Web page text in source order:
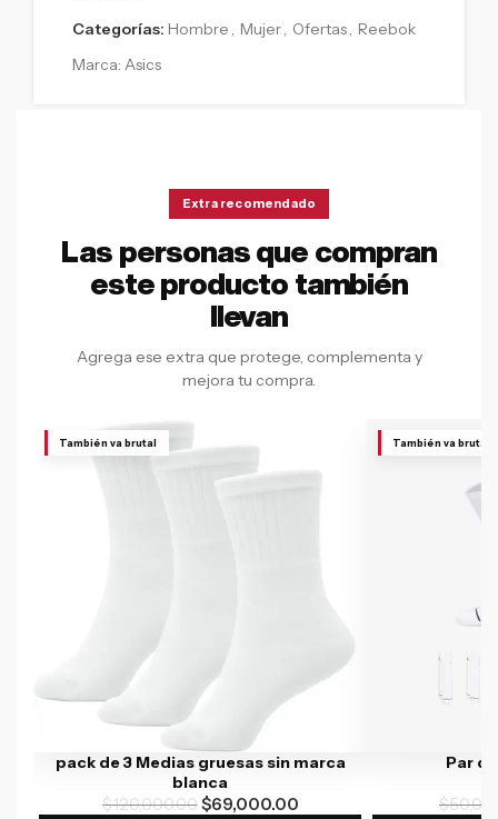
Categorías: Hombre , Mujer, Ofertas, Reebok
Marca: Asics
Extra recomendado
Las personas que compran
este producto también
llevan
Agrega ese extra que protege, complementa y
mejora tu compra.
También va brutal
pack de 3 Medias gruesas sin marca
blanca
$120,000.00$69,000.00
También va brutal
Par
$